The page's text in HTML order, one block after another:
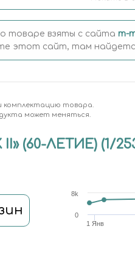
товаре взяты с сайта m-
этот сайт, там
комплектацию товара.
может меняться.
(60-ЛЕТИЕ) (1/
1 Янв
0
8k